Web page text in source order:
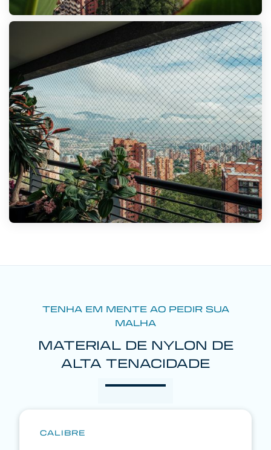
TENHA EM MENTE AO PEDIR SUA
MALHA
MATERIAL DE NYLON DE
ALTA TENACIDADE
CALIBRE